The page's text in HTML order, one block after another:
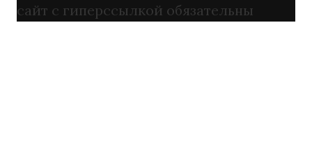
сайт с гиперссылкой обязательны